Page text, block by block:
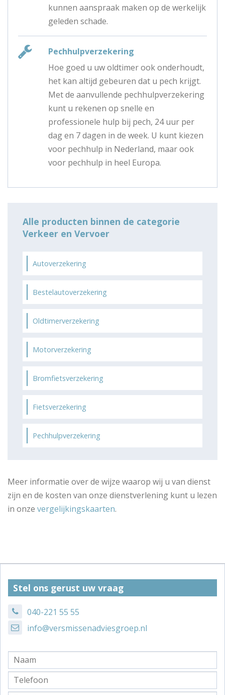
kunnen aanspraak maken op de werkelijk
geleden schade.
Pechhulpverzekering
Hoe goed u uw oldtimer ook onderhoudt,
het kan altijd gebeuren dat u pech krijgt.
Met de aanvullende pechhulpverzekering
kunt u rekenen op snelle en
professionele hulp bij pech, 24 uur per
dag en 7 dagen in de week. U kunt kiezen
voor pechhulp in Nederland, maar ook
voor pechhulp in heel Europa.
Alle producten binnen de categorie
Verkeer en Vervoer
Autoverzekering
Bestelautoverzekering
Oldtimerverzekering
Motorverzekering
Bromfietsverzekering
Fietsverzekering
Pechhulpverzekering
Meer informatie over de wijze waarop wij u van dienst
zijn en de kosten van onze dienstverlening kunt u lezen
in onze vergelijkingskaarten.
Stel ons gerust uw vraag
040-221 55 55
info@versmissenadviesgroep.nl